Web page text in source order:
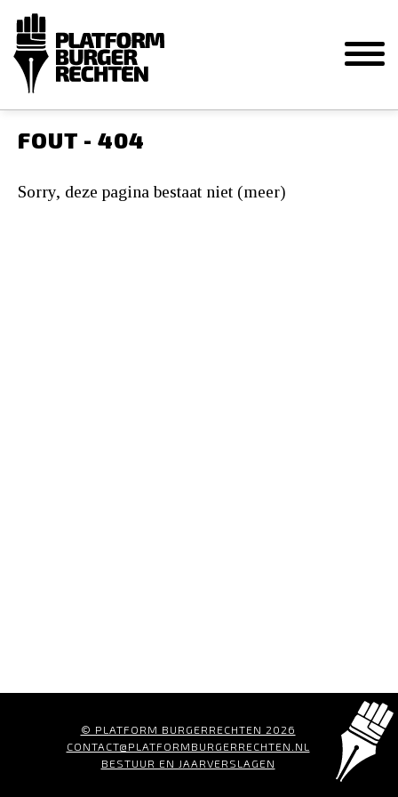
FOUT - 404
Sorry, deze pagina bestaat niet (meer)
© PLATFORM BURGERRECHTEN 2026
CONTACT@PLATFORMBURGERRECHTEN.NL
BESTUUR EN JAARVERSLAGEN